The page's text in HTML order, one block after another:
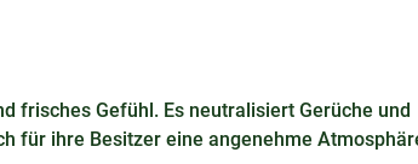
frisches Gefühl. Es neutralisiert Gerüche und
für ihre Besitzer eine angenehme